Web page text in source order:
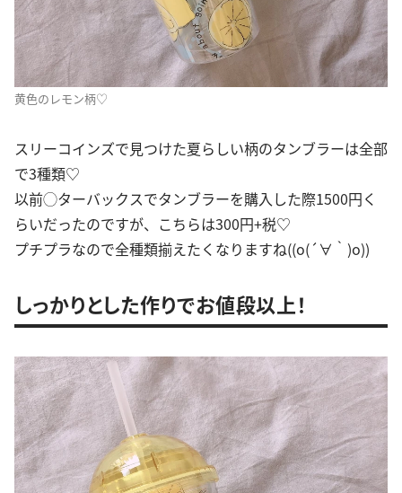
黄色のレモン柄♡
スリーコインズで見つけた夏らしい柄のタンブラーは全部
で3種類♡
以前◯ターバックスでタンブラーを購入した際1500円く
らいだったのですが、こちらは300円+税♡
プチプラなので全種類揃えたくなりますね((o(´∀｀)o))
しっかりとした作りでお値段以上！